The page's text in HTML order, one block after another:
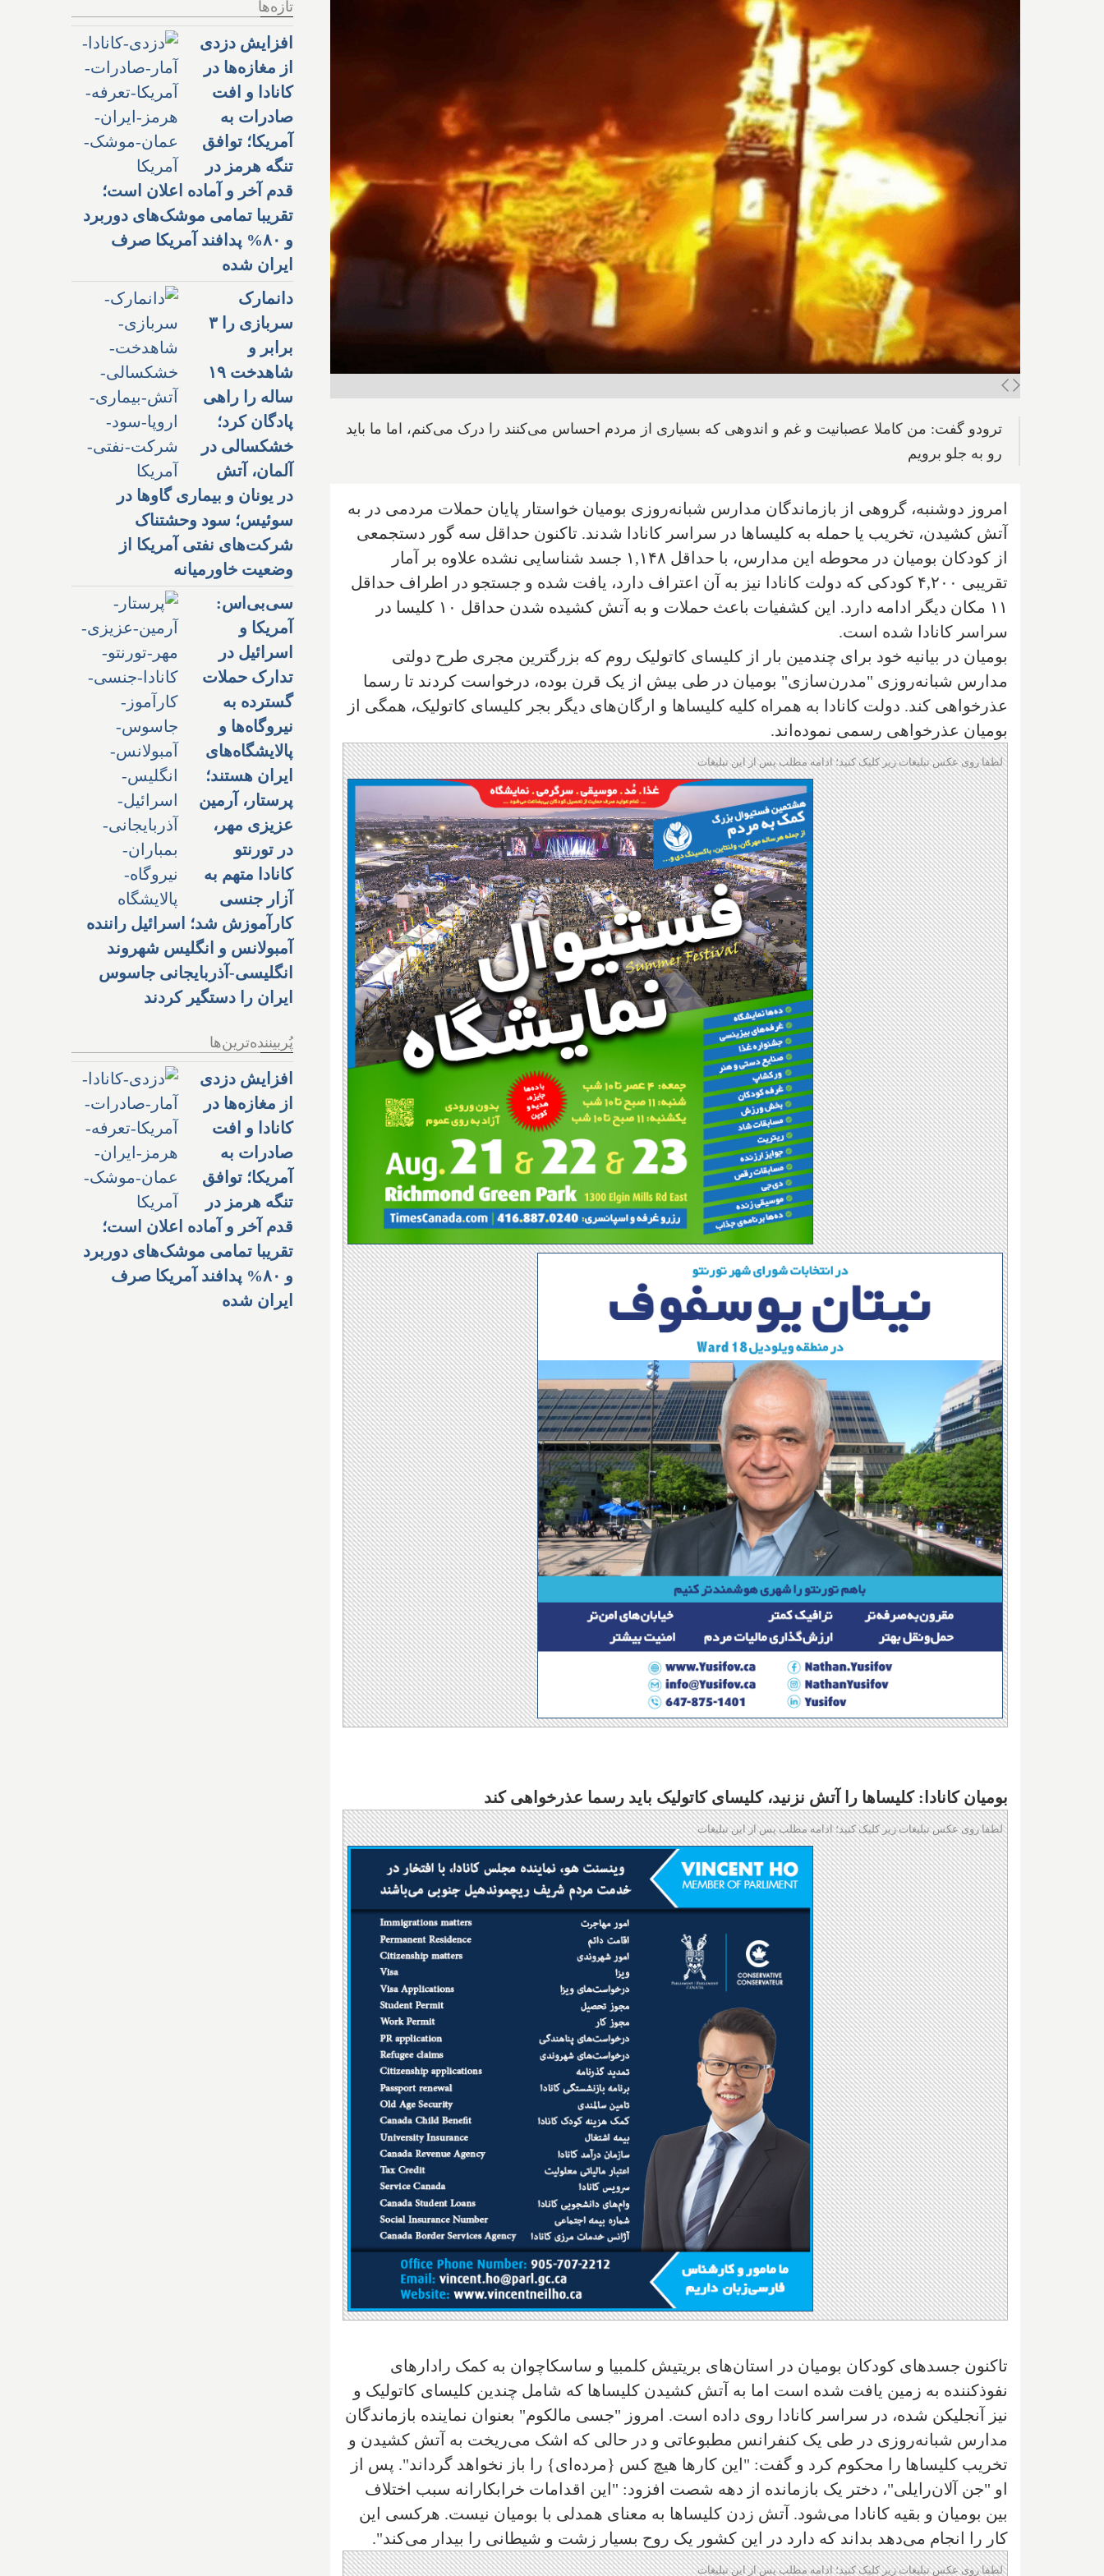
ترودو گفت: من کاملا عصبانیت و غم و اندوهی که بسیاری از مردم احساس می‌کنند را درک می‌کنم، اما ما باید
رو به جلو برویم
امروز دوشنبه، گروهی از بازماندگان مدارس شبانه‌روزی بومیان خواستار پایان حملات مردمی در به
آتش کشیدن، تخریب یا حمله به کلیساها در سراسر کانادا شدند. تاکنون حداقل سه گور دستجمعی
از کودکان بومیان در محوطه این مدارس، با حداقل ۱,۱۴۸ جسد شناسایی نشده علاوه بر آمار
تقریبی ۴,۲۰۰ کودکی که دولت کانادا نیز به آن اعتراف دارد، یافت شده و جستجو در اطراف حداقل
۱۱ مکان دیگر ادامه دارد. این کشفیات باعث حملات و به آتش کشیده شدن حداقل ۱۰ کلیسا در
سراسر کانادا شده است.
بومیان در بیانیه خود برای چندمین بار از کلیسای کاتولیک روم که بزرگترین مجری طرح دولتی
مدارس شبانه‌روزی "مدرن‌سازی" بومیان در طی بیش از یک قرن بوده، درخواست کردند تا رسما
عذرخواهی کند. دولت کانادا به همراه کلیه کلیساها و ارگان‌های دیگر بجر کلیسای کاتولیک، همگی از
بومیان عذرخواهی رسمی نموده‌اند.
لطفا روی عکس تبلیغات زیر کلیک کنید؛ ادامه مطلب پس از این تبلیغات
بومیان کانادا: کلیساها را آتش نزنید، کلیسای کاتولیک باید رسما عذرخواهی کند
لطفا روی عکس تبلیغات زیر کلیک کنید؛ ادامه مطلب پس از این تبلیغات
تاکنون جسدهای کودکان بومیان در استان‌های بریتیش کلمبیا و ساسکاچوان به کمک رادارهای
نفوذکننده به زمین یافت شده است اما به آتش کشیدن کلیساها که شامل چندین کلیسای کاتولیک و
نیز آنجلیکن شده، در سراسر کانادا روی داده است. امروز "جسی مالکوم" بعنوان نماینده بازماندگان
مدارس شبانه‌روزی در طی یک کنفرانس مطبوعاتی و در حالی که اشک می‌ریخت به آتش کشیدن و
تخریب کلیساها را محکوم کرد و گفت: "این کارها هیچ کس {مرده‌ای} را باز نخواهد گرداند". پس از
او "جن آلان‌رایلی"، دختر یک بازمانده از دهه شصت افزود: "این اقدامات خرابکارانه سبب اختلاف
بین بومیان و بقیه کانادا می‌شود. آتش زدن کلیساها به معنای همدلی با بومیان نیست. هرکسی این
کار را انجام می‌دهد بداند که دارد در این کشور یک روح بسیار زشت و شیطانی را بیدار می‌کند".
لطفا روی عکس تبلیغات زیر کلیک کنید؛ ادامه مطلب پس از این تبلیغات
تازه‌ها
افزایش دزدی
از مغازه‌ها در
کانادا و افت
صادرات به
آمریکا؛ توافق
تنگه هرمز در
قدم آخر و آماده اعلان است؛
تقریبا تمامی موشک‌های دوربرد
و ۸۰% پدافند آمریکا صرف
ایران شده
دانمارک
سربازی را ۳
برابر و
شاهدخت ۱۹
ساله را راهی
پادگان کرد؛
خشکسالی در
آلمان، آتش
در یونان و بیماری گاوها در
سوئیس؛ سود وحشتناک
شرکت‌های نفتی آمریکا از
وضعیت خاورمیانه
سی‌بی‌اس:
آمریکا و
اسرائیل در
تدارک حملات
گسترده به
نیروگاه‌ها و
پالایشگاه‌های
ایران هستند؛
پرستار، آرمین
عزیزی مهر،
در تورنتو
کانادا متهم به
آزار جنسی
کارآموزش شد؛ اسرائیل راننده
آمبولانس و انگلیس شهروند
انگلیسی-آذربایجانی جاسوس
ایران را دستگیر کردند
پُربیننده‌ترین‌ها
افزایش دزدی
از مغازه‌ها در
کانادا و افت
صادرات به
آمریکا؛ توافق
تنگه هرمز در
قدم آخر و آماده اعلان است؛
تقریبا تمامی موشک‌های دوربرد
و ۸۰% پدافند آمریکا صرف
ایران شده